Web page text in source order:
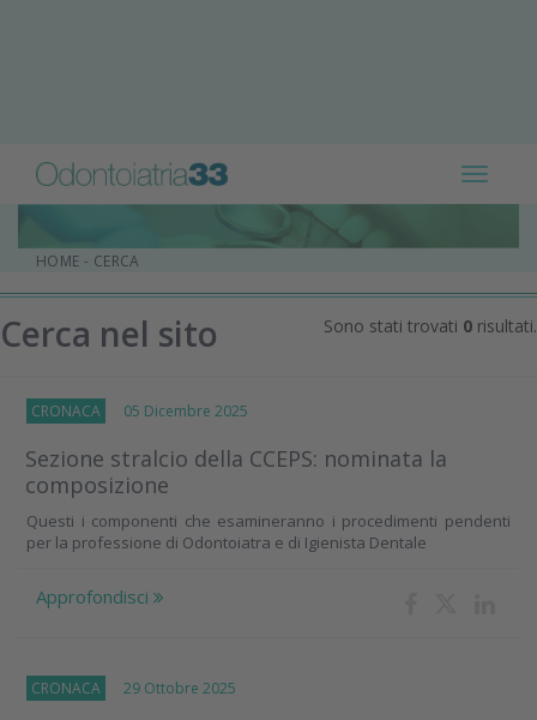
Toggle
HOME - CERCA
Cerca nel sito Sono stati trovati 0 risultati.
CRONACA 05 Dicembre 2025
Sezione stralcio della CCEPS: nominata la
composizione
Questi i componenti che esamineranno i procedimenti pendenti
per la professione di Odontoiatra e di Igienista Dentale
Approfondisci
CRONACA 29 Ottobre 2025